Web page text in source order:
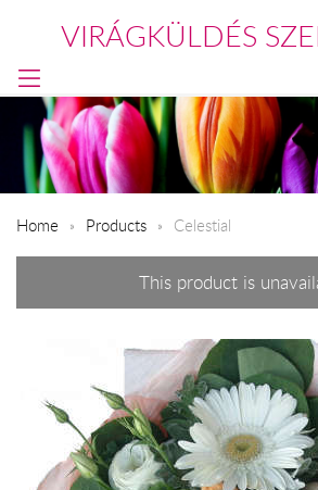
VIRÁGKÜLDÉS
Home Products Celestial
This product is